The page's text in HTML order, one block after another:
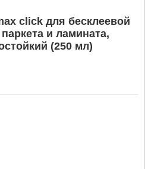
click для бесклеевой
и ламината,
(250 мл)